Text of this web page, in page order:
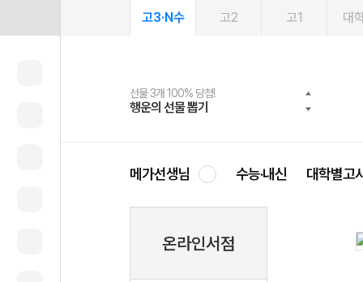
고3·N수 고2 고1 대
선물 3개 100% 당첨!
행운의 선물 뽑기
선물 100% 증정!
메가스터디 X 올리브
여름방학 스터디 캐시백
메가런 썸머스쿨
2027 러셀 단과
강사 공개선발
스마트러닝앱
설문 EVENT
메가패스
3일 무료 체험권
메가패스 수강생 무료혜택!
메가클럽 멤버십
사회공헌 캠페인
희망이룸 메가나눔
메가선생님 수능·내신 대학별고
온라인서점